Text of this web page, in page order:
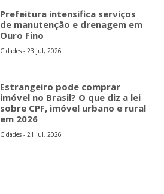
Prefeitura intensifica serviços
de manutenção e drenagem em
Ouro Fino
Cidades - 23 jul, 2026
Estrangeiro pode comprar
imóvel no Brasil? O que diz a lei
sobre CPF, imóvel urbano e rural
em 2026
Cidades - 21 jul, 2026